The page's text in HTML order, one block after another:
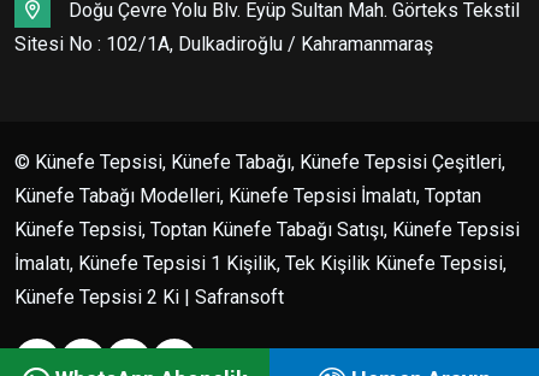
Doğu Çevre Yolu Blv. Eyüp Sultan Mah. Görteks Tekstil
Sitesi No : 102/1A, Dulkadiroğlu / Kahramanmaraş
© Künefe Tepsisi, Künefe Tabağı, Künefe Tepsisi Çeşitleri,
Künefe Tabağı Modelleri, Künefe Tepsisi İmalatı, Toptan
Künefe Tepsisi, Toptan Künefe Tabağı Satışı, Künefe Tepsisi
İmalatı, Künefe Tepsisi 1 Kişilik, Tek Kişilik Künefe Tepsisi,
Künefe Tepsisi 2 Ki | Safransoft